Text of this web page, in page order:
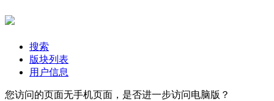
搜索
版块列表
用户信息
您访问的页面无手机页面，是否进一步访问电脑版？